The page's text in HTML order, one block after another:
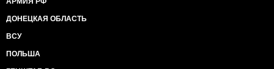
ДОНЕЦКАЯ ОБЛАСТЬ
ВСУ
ПОЛЬША